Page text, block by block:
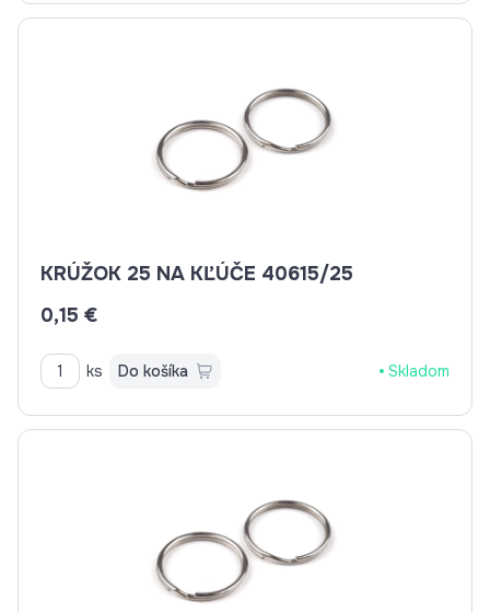
KRÚŽOK 25 NA KĽÚČE 40615/25
0,15 €
ks Do košíka Skladom